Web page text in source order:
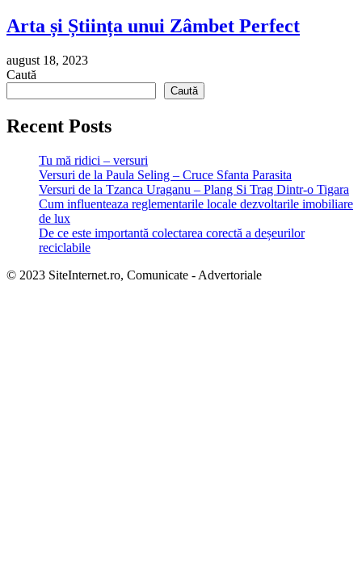
Arta și Știința unui Zâmbet Perfect
august 18, 2023
Caută
Caută
Recent Posts
Tu mă ridici – versuri
Versuri de la Paula Seling – Cruce Sfanta Parasita
Versuri de la Tzanca Uraganu – Plang Si Trag Dintr-o Tigara
Cum influenteaza reglementarile locale dezvoltarile imobiliare
de lux
De ce este importantă colectarea corectă a deșeurilor
reciclabile
© 2023 SiteInternet.ro, Comunicate - Advertoriale